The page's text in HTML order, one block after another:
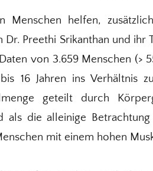
Menschen helfen,
Preethi Srikanthan und
von 3.659 Menschen (>
16 Jahren ins Verhältnis
geteilt durch
als die alleinige
mit einem hohen